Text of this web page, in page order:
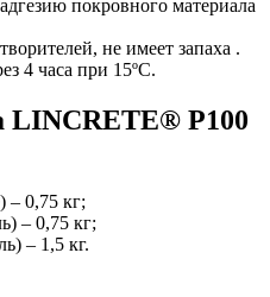
покровного материала
не имеет запаха .
4 часа при 15ºC.
LINCRETE® P100
– 0,75 кг;
– 0,75 кг;
– 1,5 кг.